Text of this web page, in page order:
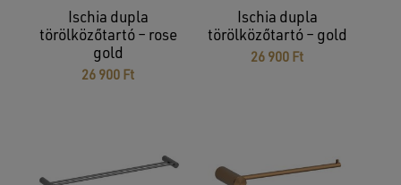
Ischia dupla
törölközőtartó – rose
gold
26 900 Ft
Ischia dupla
törölközőtartó – gold
26 900 Ft